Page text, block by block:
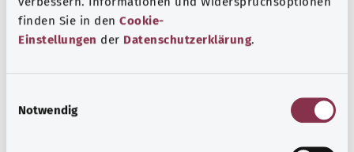
finden Sie in den Cookie-
Einstellungen der Datenschutzerklärung.
Notwendig